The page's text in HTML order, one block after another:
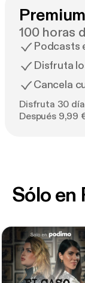
100 horas
Podcasts
Disfruta
Cancela
Disfruta 30
Después 9,99
Sólo en